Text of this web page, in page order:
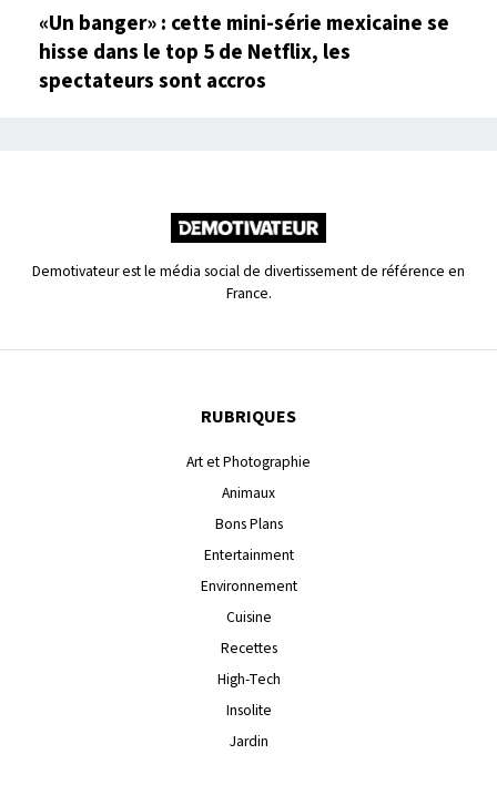
«Un banger» : cette mini-série mexicaine se
hisse dans le top 5 de Netflix, les
spectateurs sont accros
Demotivateur est le média social de divertissement de référence en
France.
RUBRIQUES
Art et Photographie
Animaux
Bons Plans
Entertainment
Environnement
Cuisine
Recettes
High-Tech
Insolite
Jardin